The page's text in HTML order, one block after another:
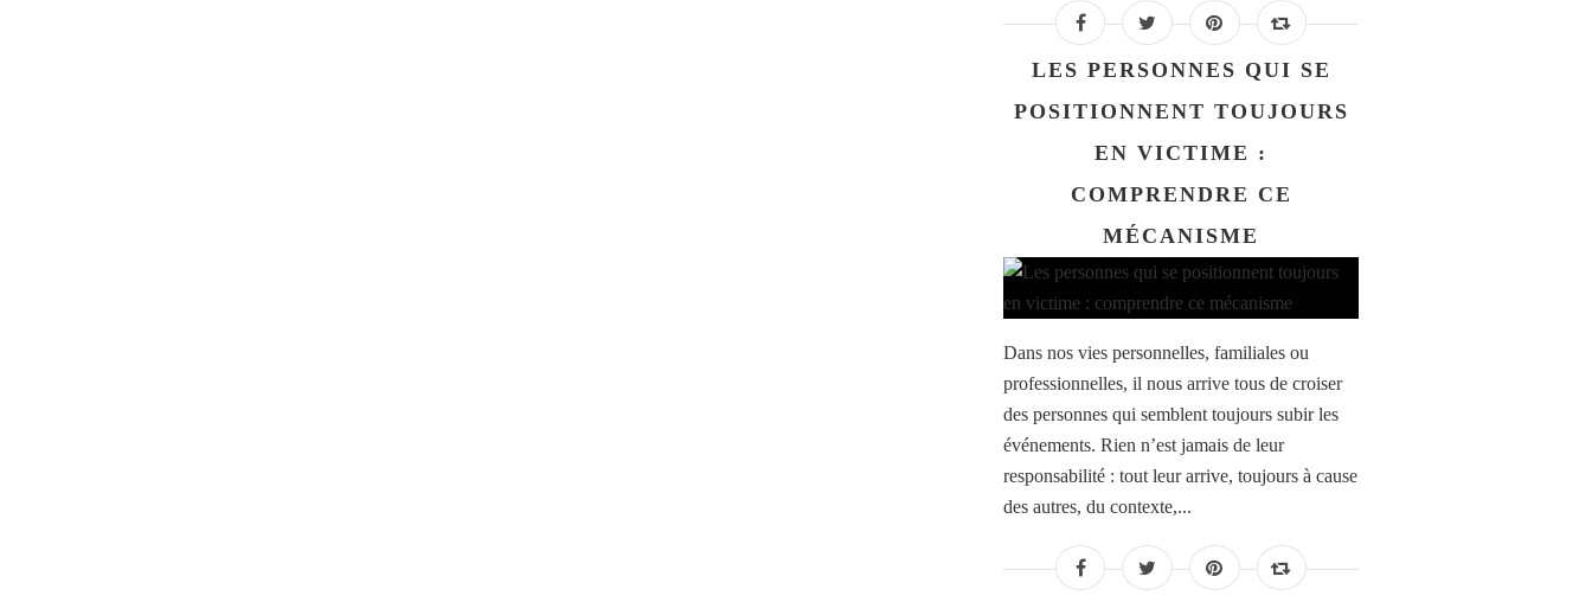
LES PERSONNES QUI SE
POSITIONNENT TOUJOURS
EN VICTIME :
COMPRENDRE CE
MÉCANISME
Dans nos vies personnelles, familiales ou
professionnelles, il nous arrive tous de croiser
des personnes qui semblent toujours subir les
événements. Rien n’est jamais de leur
responsabilité : tout leur arrive, toujours à cause
des autres, du contexte,...